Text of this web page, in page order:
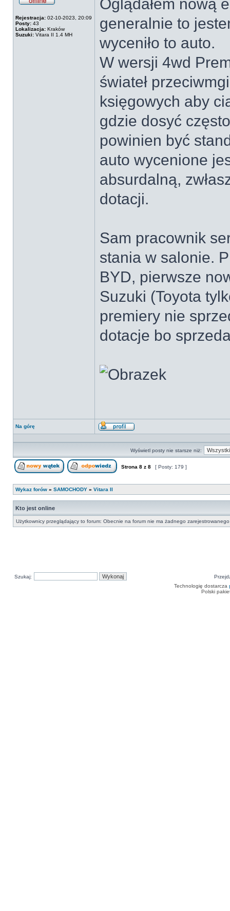
Rejestracja: 02-10-2023, 20:09
Posty: 43
Lokalizacja: Kraków
Suzuki: Vitara II 1.4 MH
Oglądałem nową
generalnie to
wyceniło to auto.
W wersji 4wd
świateł
księgowych aby
gdzie dosyć
powinien być
auto wycenione
absurdalną,
dotacji.
Sam pracownik
stania w salonie.
BYD, pierwsze
Suzuki (Toyota
premiery nie
dotacje bo
Na górę
Wyświetl
Wyświetl posty nie starsze niż:
Strona 8 z 8 [ Posty: 179 ]
Wykaz forów » SAMOCHODY » Vitara II
Kto jest online
Użytkownicy przeglądający to forum: Obecnie na forum nie ma żadnego
Szukaj:
Technologię dostarcza
Polski